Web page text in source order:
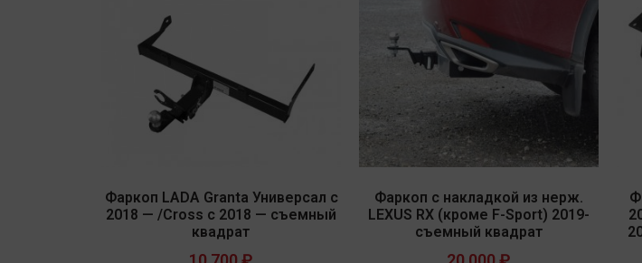
Фаркоп LADA Granta Универсал с
2018 — /Cross с 2018 — съемный
квадрат
Фаркоп с накладкой из нерж.
LEXUS RX (кроме F-Sport) 2019-
съемный квадрат